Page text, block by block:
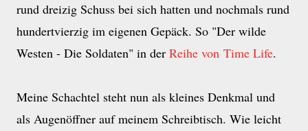
rund dreizig Schuss bei sich hatten und nochmals rund
hundertvierzig im eigenen Gepäck. So "Der wilde
Westen - Die Soldaten" in der Reihe von Time Life.
Meine Schachtel steht nun als kleines Denkmal und
als Augenöffner auf meinem Schreibtisch. Wie leicht